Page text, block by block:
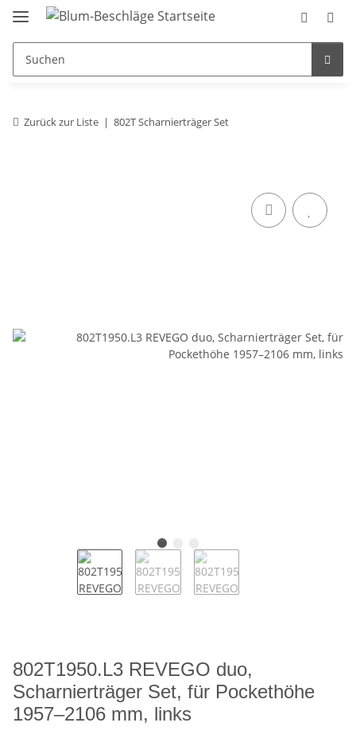
Zurück zur Liste 802T Scharnierträger Set
802T1950.L3 REVEGO duo,
Scharnierträger Set, für Pockethöhe
1957–2106 mm, links